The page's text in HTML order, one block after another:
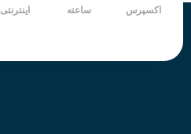
اکسپرس ساعته اینترنتی